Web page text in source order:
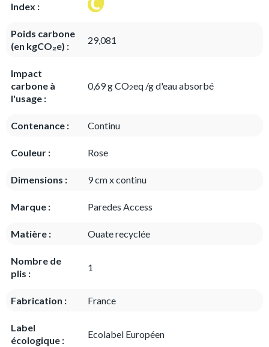
Index :
Poids carbone
(en kgCO₂e) :
29,081
Impact
carbone à
l'usage :
0,69 g CO2eq /g d'eau absorbé
Contenance : Continu
Couleur : Rose
Dimensions : 9 cm x continu
Marque : Paredes Access
Matière : Ouate recyclée
Nombre de
plis :
1
Fabrication : France
Label
écologique :
Ecolabel Européen